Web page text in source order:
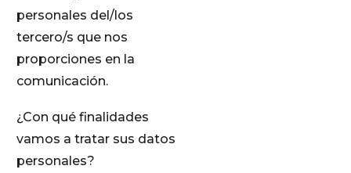
personales del/los
tercero/s que nos
proporciones en la
comunicación.
¿Con qué finalidades
vamos a tratar sus datos
personales?